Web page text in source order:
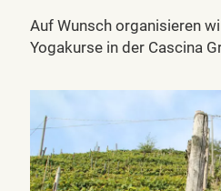
Auf Wunsch organisieren
Yogakurse in der Cascina